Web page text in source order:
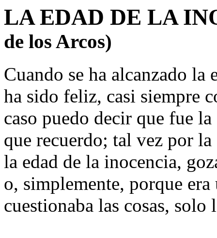
LA EDAD DE LA
de los Arcos)
Cuando se ha alcanzado la
ha sido feliz, casi siempre
caso puedo decir que fue
que recuerdo; tal vez por
la edad de la inocencia,
o, simplemente, porque
cuestionaba las cosas, solo